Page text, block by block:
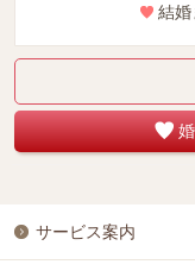
結婚
サービス案内